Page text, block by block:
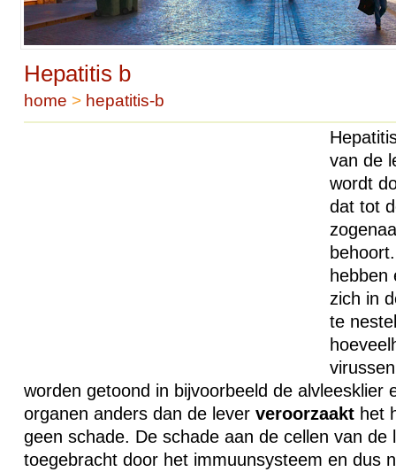
Hepatitis b
home > hepatitis-b
van de
wordt
dat tot
hebben
zich in
te
worden getoond in bijvoorbeeld de alvleesklier
organen anders dan de lever veroorzaakthet
geen schade. De schade aan de cellen van de
toegebracht door het immuunsysteem en dus